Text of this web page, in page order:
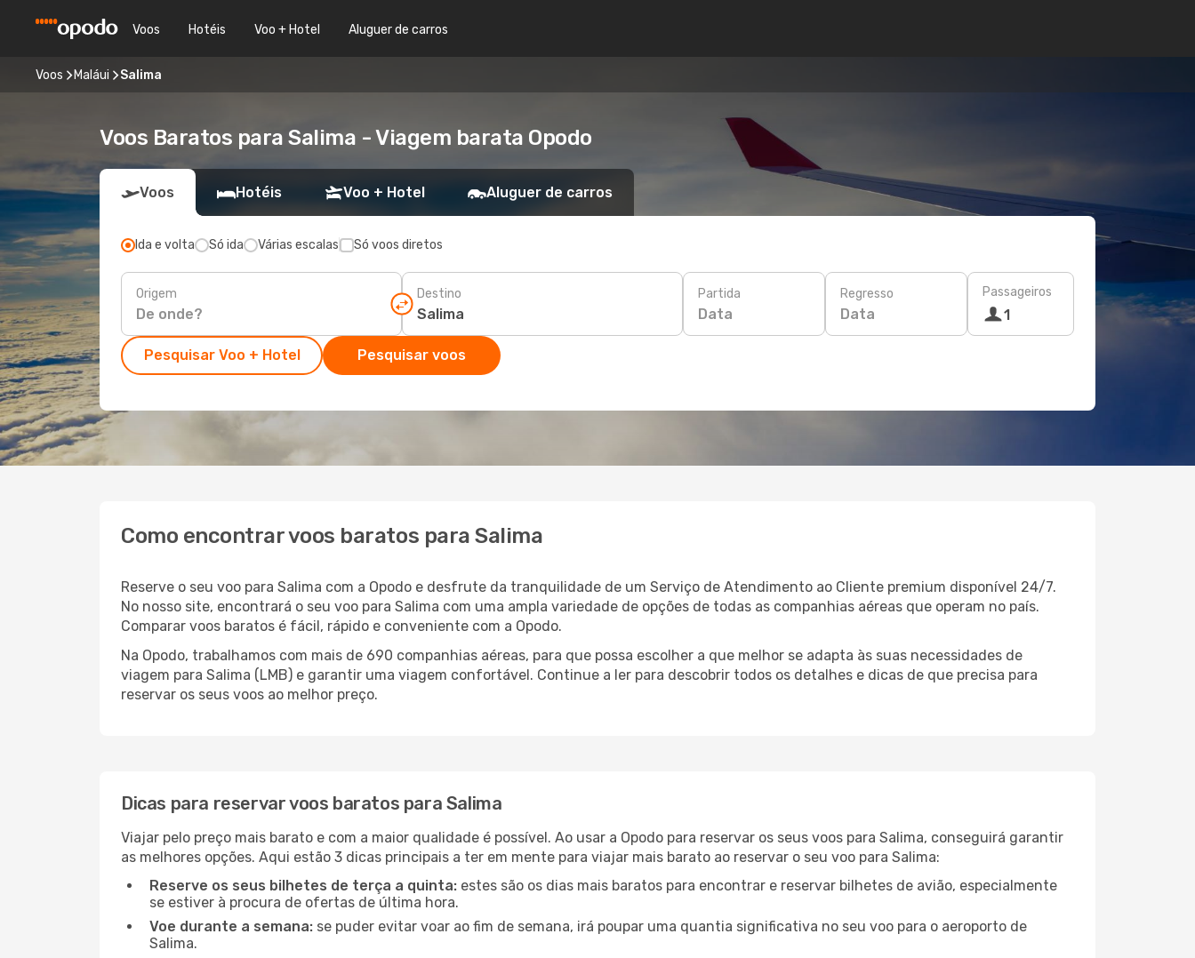
Voos Hotéis Voo + Hotel Aluguer de carros
Voos Maláui Salima
Voos Baratos para Salima - Viagem barata Opodo
Voos Hotéis Voo + Hotel Aluguer de carros
Ida e volta Só ida Várias escalas Só voos diretos
Origem Destino Partida
Data
Regresso
Data
Passageiros
1
Pesquisar Voo + Hotel Pesquisar voos
Como encontrar voos baratos para Salima
Reserve o seu voo para Salima com a Opodo e desfrute da tranquilidade de um Serviço de Atendimento ao Cliente premium disponível 24/7.
No nosso site, encontrará o seu voo para Salima com uma ampla variedade de opções de todas as companhias aéreas que operam no país.
Comparar voos baratos é fácil, rápido e conveniente com a Opodo.
Na Opodo, trabalhamos com mais de 690 companhias aéreas, para que possa escolher a que melhor se adapta às suas necessidades de
viagem para Salima (LMB) e garantir uma viagem confortável. Continue a ler para descobrir todos os detalhes e dicas de que precisa para
reservar os seus voos ao melhor preço.
Dicas para reservar voos baratos para Salima
Viajar pelo preço mais barato e com a maior qualidade é possível. Ao usar a Opodo para reservar os seus voos para Salima, conseguirá garantir
as melhores opções. Aqui estão 3 dicas principais a ter em mente para viajar mais barato ao reservar o seu voo para Salima:
Reserve os seus bilhetes de terça a quinta: estes são os dias mais baratos para encontrar e reservar bilhetes de avião, especialmente
se estiver à procura de ofertas de última hora.
Voe durante a semana: se puder evitar voar ao fim de semana, irá poupar uma quantia significativa no seu voo para o aeroporto de
Salima.